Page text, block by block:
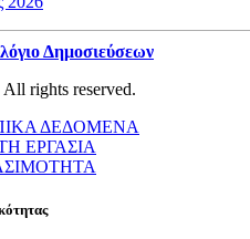
Δημοσιεύσεων
rights reserved.
ΔΕΔΟΜΕΝΑ
ΕΡΓΑΣΙΑ